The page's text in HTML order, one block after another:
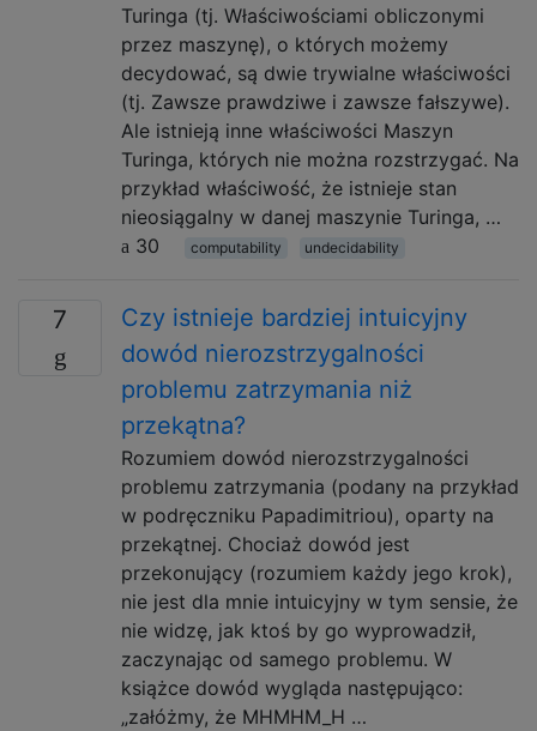
Turinga (tj. Właściwościami obliczonymi
przez maszynę), o których możemy
decydować, są dwie trywialne właściwości
(tj. Zawsze prawdziwe i zawsze fałszywe).
Ale istnieją inne właściwości Maszyn
Turinga, których nie można rozstrzygać. Na
przykład właściwość, że istnieje stan
nieosiągalny w danej maszynie Turinga, …
30
computability undecidability
7
Czy istnieje bardziej intuicyjny
dowód nierozstrzygalności
problemu zatrzymania niż
przekątna?
Rozumiem dowód nierozstrzygalności
problemu zatrzymania (podany na przykład
w podręczniku Papadimitriou), oparty na
przekątnej. Chociaż dowód jest
przekonujący (rozumiem każdy jego krok),
nie jest dla mnie intuicyjny w tym sensie, że
nie widzę, jak ktoś by go wyprowadził,
zaczynając od samego problemu. W
książce dowód wygląda następująco:
„załóżmy, że MHMHM_H …